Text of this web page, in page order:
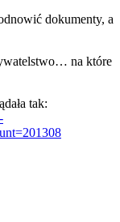
dokumenty, a
na które
tak: